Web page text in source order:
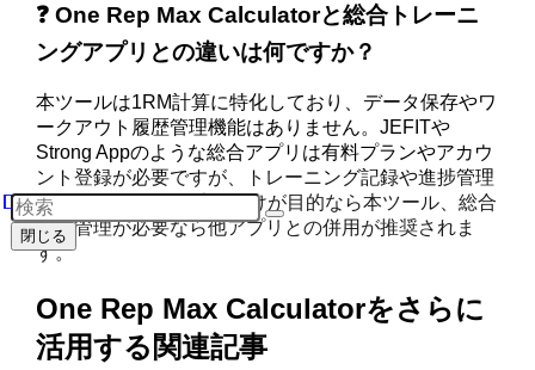
❓ One Rep Max Calculatorと総合トレーニ
ングアプリとの違いは何ですか？
本ツールは1RM計算に特化しており、データ保存やワ
ークアウト履歴管理機能はありません。JEFITや
Strong Appのような総合アプリは有料プランやアカウ
ント登録が必要ですが、トレーニング記録や進捗管理
が可能です。1RM計算だけが目的なら本ツール、総合
的な管理が必要なら他アプリとの併用が推奨されま
す。
One Rep Max Calculatorをさらに
活用する関連記事
閉じる